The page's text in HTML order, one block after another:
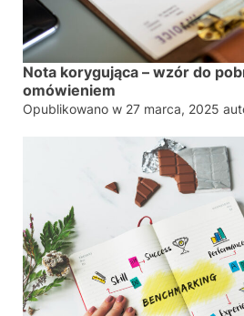
Nota korygująca – wzór do
omówieniem
Opublikowano w 27 marca, 2025